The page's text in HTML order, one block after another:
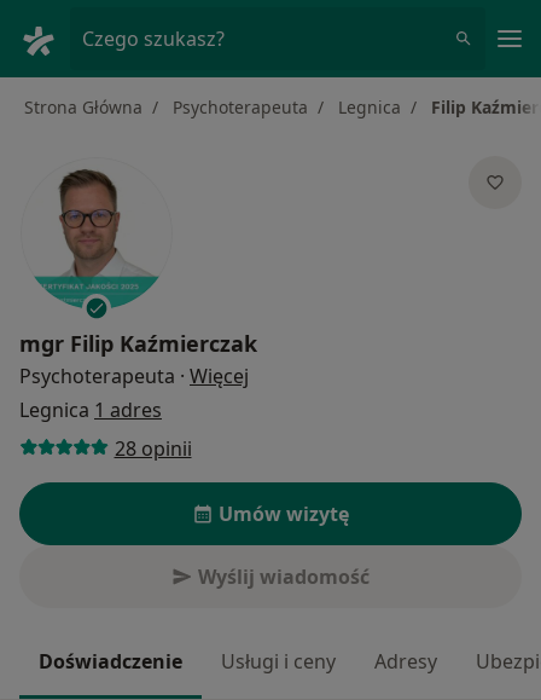
Czego szukasz?
Strona Główna Psychoterapeuta Legnica Filip
mgr Filip Kaźmierczak
Psychoterapeuta · Więcej
Legnica 1 adres
28 opinii
Umów wizytę
Wyślij wiadomość
Doświadczenie Usługi i ceny Adresy